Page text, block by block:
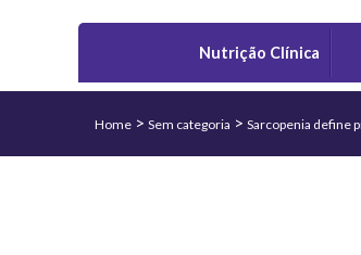
Nutrição Clínica
Home > Sem categoria > Sarcopenia define